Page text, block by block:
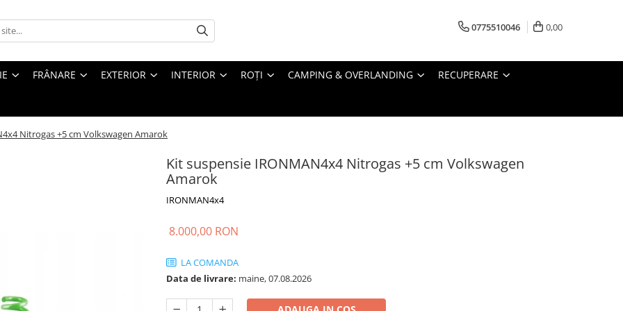
0775510046 0,00
FRÂNARE EXTERIOR INTERIOR ROȚI CAMPING & OVERLANDING RECUPERARE
Nitrogas +5 cm Volkswagen Amarok
Kit suspensie IRONMAN4x4 Nitrogas +5 cm Volkswagen
Amarok
IRONMAN4x4
8.000,00 RON
LA COMANDA
Data de livrare: maine, 07.08.2026